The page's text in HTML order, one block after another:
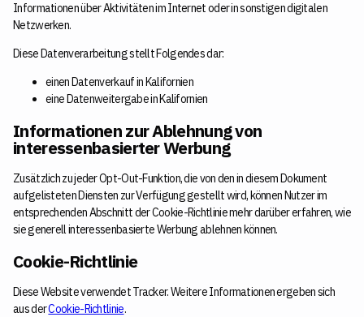
Informationen über Aktivitäten im Internet oder in sonstigen digitalen
Netzwerken.
Diese Datenverarbeitung stellt Folgendes dar:
einen Datenverkauf in Kalifornien
eine Datenweitergabe in Kalifornien
Informationen zur Ablehnung von
interessenbasierter Werbung
Zusätzlich zu jeder Opt-Out-Funktion, die von den in diesem Dokument
aufgelisteten Diensten zur Verfügung gestellt wird, können Nutzer im
entsprechenden Abschnitt der Cookie-Richtlinie mehr darüber erfahren, wie
sie generell interessenbasierte Werbung ablehnen können.
Cookie-Richtlinie
Diese Website verwendet Tracker. Weitere Informationen ergeben sich
aus derCookie-Richtlinie.